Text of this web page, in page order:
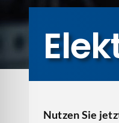
Nutzen Sie